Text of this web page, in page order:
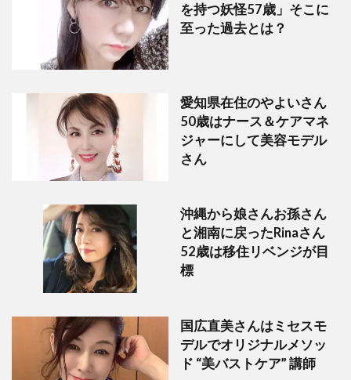
を持つ妖怪57歳」そこに
至った過去とは？
愛知県在住のやよいさん
50歳はナース＆ケアマネ
ジャーにして美容モデル
さん
沖縄から娘さんお孫さん
と湘南に戻ったRinaさん
52歳は移住リベンジが目
標
国広直美さんはミセスモ
デルでオリジナルメソッ
ド “美バストケア” 講師